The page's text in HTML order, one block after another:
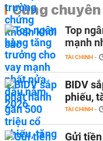
Cùng
Top
mạnh
TÀI CHÍNH -
BIDV
phiếu,
TÀI CHÍNH -
Gửi